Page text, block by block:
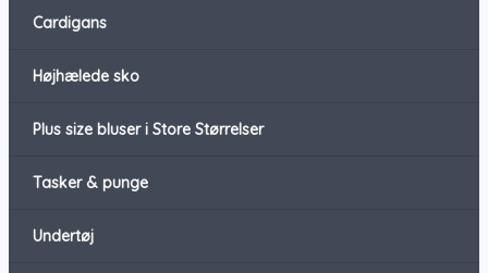
Cardigans
Højhælede sko
Plus size bluser i Store Størrelser
Tasker & punge
Undertøj